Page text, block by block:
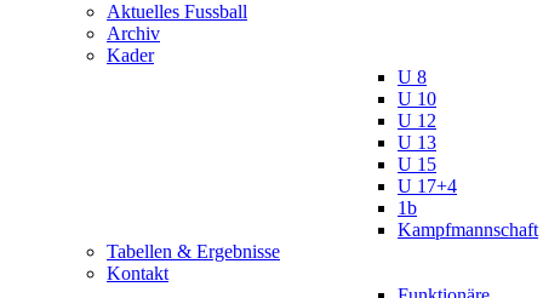
Aktuelles Fussball
Archiv
Kader
U 8
U 10
U 12
U 13
U 15
U 17+4
1b
Kampfmannschaft
Tabellen & Ergebnisse
Kontakt